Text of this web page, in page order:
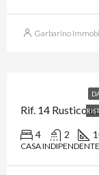
Garbarino
4 2
CASA